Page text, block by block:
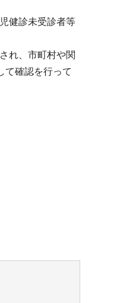
健診未受診者等
れ、市町村や関
て確認を行って